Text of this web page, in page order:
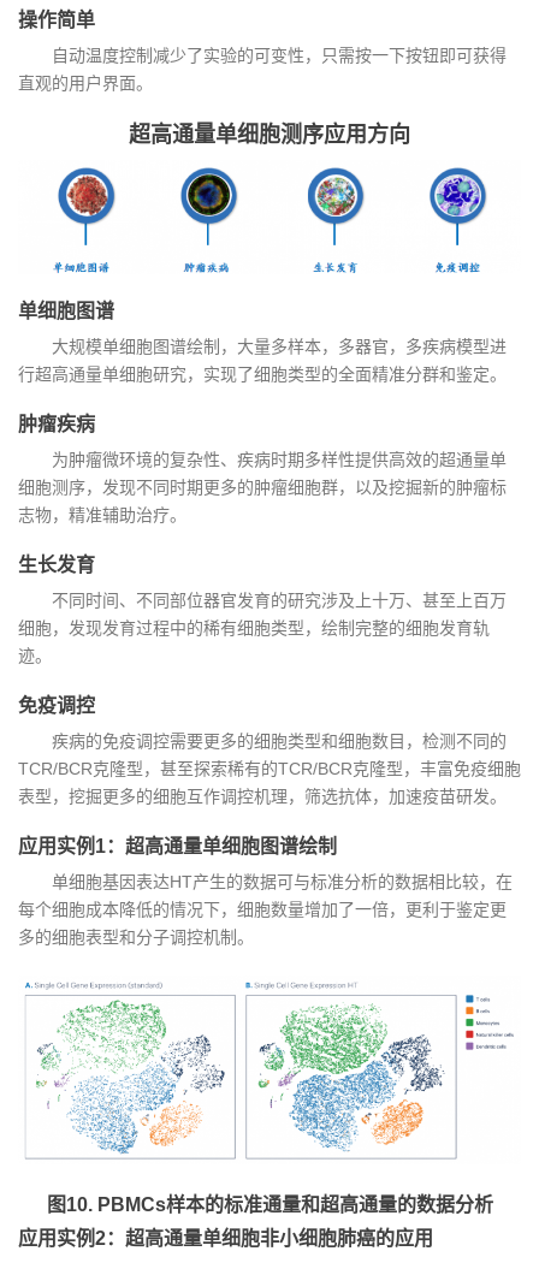
操作简单
自动温度控制减少了实验的可变性，只需按一下按钮即可获得
直观的用户界面。
超高通量单细胞测序应用方向
单细胞图谱
大规模单细胞图谱绘制，大量多样本，多器官，多疾病模型进
行超高通量单细胞研究，实现了细胞类型的全面精准分群和鉴定。
肿瘤疾病
为肿瘤微环境的复杂性、疾病时期多样性提供高效的超通量单
细胞测序，发现不同时期更多的肿瘤细胞群，以及挖掘新的肿瘤标
志物，精准辅助治疗。
生长发育
不同时间、不同部位器官发育的研究涉及上十万、甚至上百万
细胞，发现发育过程中的稀有细胞类型，绘制完整的细胞发育轨
迹。
免疫调控
疾病的免疫调控需要更多的细胞类型和细胞数目，检测不同的
TCR/BCR克隆型，甚至探索稀有的TCR/BCR克隆型，丰富免疫细胞
表型，挖掘更多的细胞互作调控机理，筛选抗体，加速疫苗研发。
应用实例1：超高通量单细胞图谱绘制
单细胞基因表达HT产生的数据可与标准分析的数据相比较，在
每个细胞成本降低的情况下，细胞数量增加了一倍，更利于鉴定更
多的细胞表型和分子调控机制。
图10. PBMCs样本的标准通量和超高通量的数据分析
应用实例2：超高通量单细胞非小细胞肺癌的应用